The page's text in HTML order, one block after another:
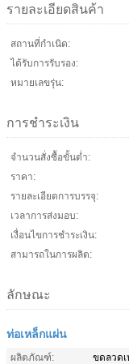
รายละเอียดสินค้า
สถานที่กำเนิด:
ได้รับการรับรอง:
หมายเลขรุ่น:
การชำระเงิน
จำนวนสั่งซื้อขั้นต่ำ:
ราคา:
รายละเอียดการบรรจุ:
เวลาการส่งมอบ:
เงื่อนไขการชำระเงิน:
สามารถในการผลิต:
ลักษณะ
ท่อเหล็กแผ่น
ผลิตภัณฑ์:
ขดลวดเ